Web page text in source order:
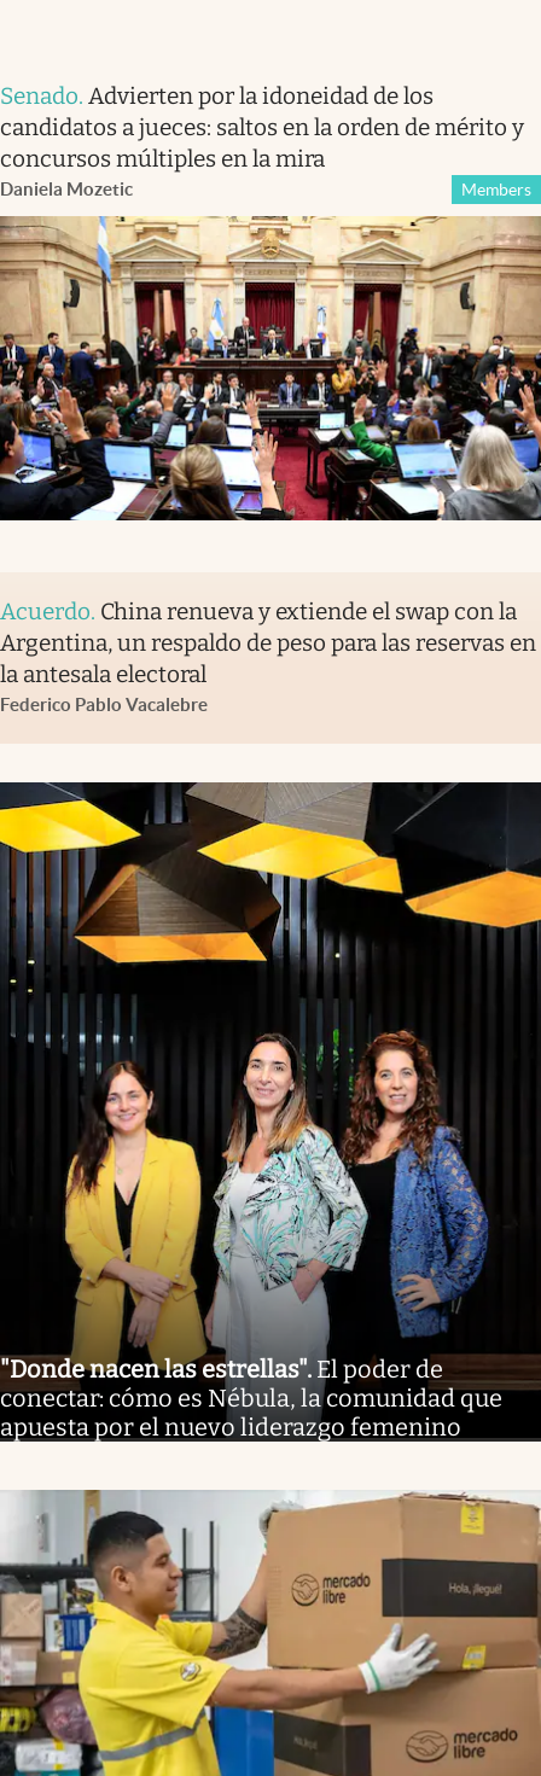
Senado. Advierten por la idoneidad de los
candidatos a jueces: saltos en la orden de mérito y
concursos múltiples en la mira
Daniela Mozetic Members
Acuerdo. China renueva y extiende el swap con la
Argentina, un respaldo de peso para las reservas en
la antesala electoral
Federico Pablo Vacalebre
"Donde nacen las estrellas". El poder de
conectar: cómo es Nébula, la comunidad que
apuesta por el nuevo liderazgo femenino